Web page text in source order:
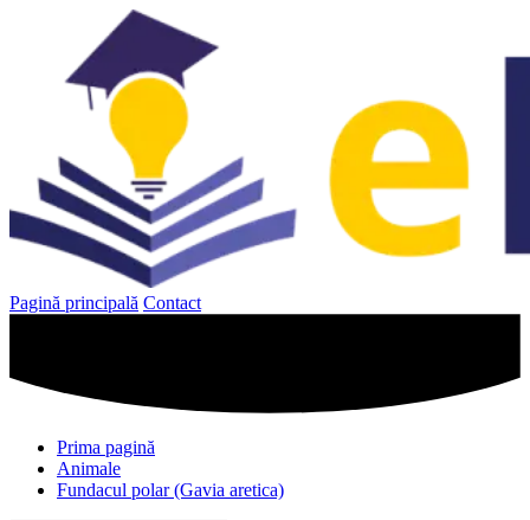
Pagină principală Contact
Prima pagină
Animale
Fundacul polar (Gavia aretica)